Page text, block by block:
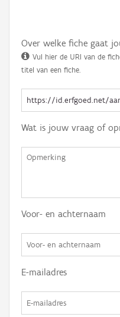
Over welke fiche gaat
Vul hier de URI van de
titel van een fiche.
Wat is jouw vraag of
Voor- en achternaam
E-mailadres